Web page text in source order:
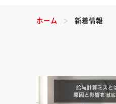
ホーム 新着情報